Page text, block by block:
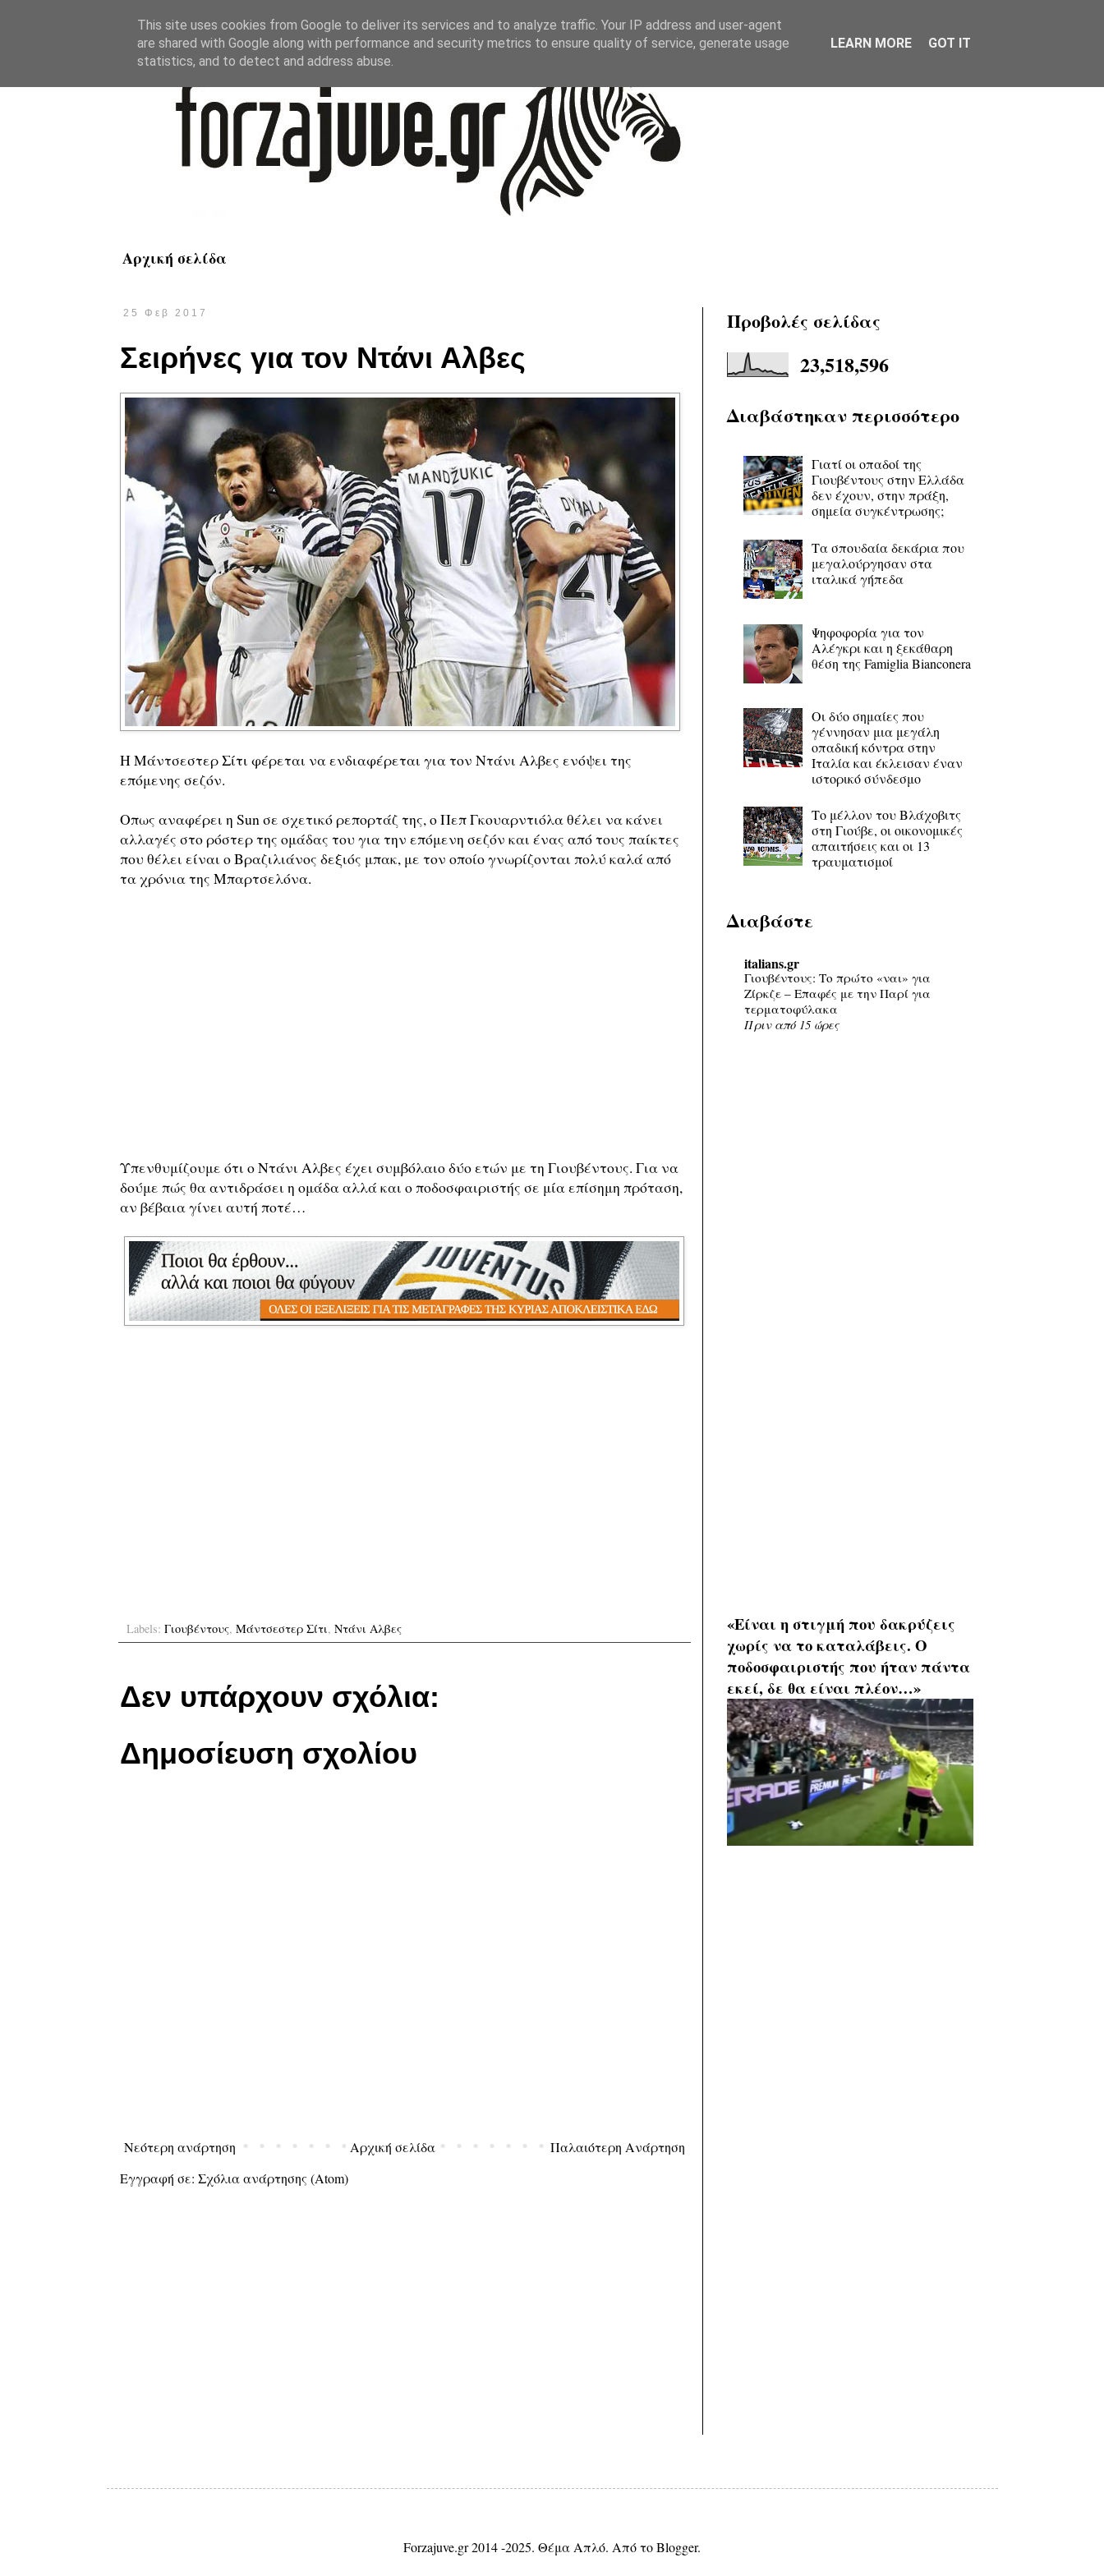
Αρχική σελίδα
25 Φεβ 2017
Σειρήνες για τον Ντάνι Αλβες
Η Μάντσεστερ Σίτι φέρεται να ενδιαφέρεται για τον Ντάνι Αλβες ενόψει της
επόμενης σεζόν.
Οπως αναφέρει η Sun σε σχετικό ρεπορτάζ της, ο Πεπ Γκουαρντιόλα θέλει να κάνει
αλλαγές στο ρόστερ της ομάδας του για την επόμενη σεζόν και ένας από τους παίκτες
που θέλει είναι ο Βραζιλιάνος δεξιός μπακ, με τον οποίο γνωρίζονται πολύ καλά από
τα χρόνια της Μπαρτσελόνα.
Υπενθυμίζουμε ότι ο Ντάνι Αλβες έχει συμβόλαιο δύο ετών με τη Γιουβέντους. Για να
δούμε πώς θα αντιδράσει η ομάδα αλλά και ο ποδοσφαιριστής σε μία επίσημη πρόταση,
αν βέβαια γίνει αυτή ποτέ…
Labels: Γιουβέντους, Μάντσεστερ Σίτι, Ντάνι Αλβες
Δεν υπάρχουν σχόλια:
Δημοσίευση σχολίου
Νεότερη ανάρτηση Παλαιότερη Ανάρτηση
Αρχική σελίδα
Εγγραφή σε: Σχόλια ανάρτησης (Atom)
Προβολές σελίδας
23,518,596
Διαβάστηκαν περισσότερο
Γιατί οι οπαδοί της
Γιουβέντους στην Ελλάδα
δεν έχουν, στην πράξη,
σημεία συγκέντρωσης;
Τα σπουδαία δεκάρια που
μεγαλούργησαν στα
ιταλικά γήπεδα
Ψηφοφορία για τον
Αλέγκρι και η ξεκάθαρη
θέση της Famiglia Bianconera
Οι δύο σημαίες που
γέννησαν μια μεγάλη
οπαδική κόντρα στην
Ιταλία και έκλεισαν έναν
ιστορικό σύνδεσμο
Το μέλλον του Βλάχοβιτς
στη Γιούβε, οι οικονομικές
απαιτήσεις και οι 13
τραυματισμοί
Διαβάστε
italians.gr
Γιουβέντους: Το πρώτο «ναι» για
Ζίρκζε – Επαφές με την Παρί για
τερματοφύλακα
Πριν από 15 ώρες
«Είναι η στιγμή που δακρύζεις
χωρίς να το καταλάβεις. Ο
ποδοσφαιριστής που ήταν πάντα
εκεί, δε θα είναι πλέον…»
Forzajuve.gr 2014 -2025. Θέμα Απλό. Από τοBlogger.
This site uses cookies from Google to deliver its services and to analyze traffic. Your IP address and user-agent
are shared with Google along with performance and security metrics to ensure quality of service, generate usage
statistics, and to detect and address abuse.
LEARN MORE GOT IT